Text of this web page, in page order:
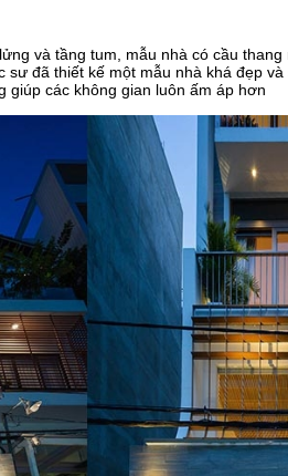
và tầng tum, mẫu nhà có cầu
đã thiết kế một mẫu nhà khá đẹp
giúp các không gian luôn ấm áp hơn